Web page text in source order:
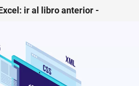
ir al libro anterior -